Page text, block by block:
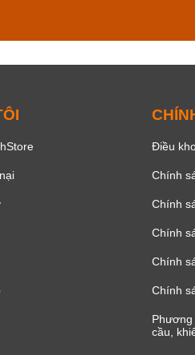
Điều
Chính
Chính
Chính
Chính
Chính
Phương
cầu,